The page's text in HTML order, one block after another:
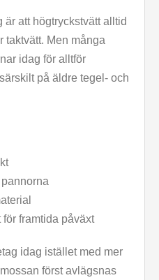
att högtryckstvätt alltid
taktvätt. Men många
idag för alltför
på äldre tegel- och
framtida påväxt
idag istället med mer
först avlägsnas